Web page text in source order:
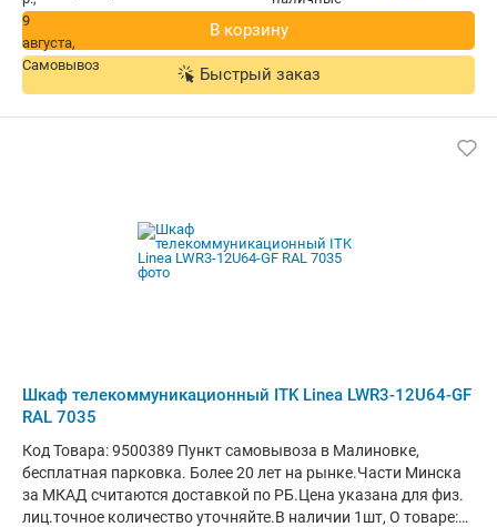
В корзину
Быстрый заказ
Шкаф телекоммуникационный ITK Linea LWR3-12U64-GF
RAL 7035
Код Товара: 9500389 Пункт самовывоза в Малиновке,
бесплатная парковка. Более 20 лет на рынке.Части Минска
за МКАД считаются доставкой по РБ.Цена указана для физ.
лиц.точное количество уточняйте.В наличии 1шт, О товаре: